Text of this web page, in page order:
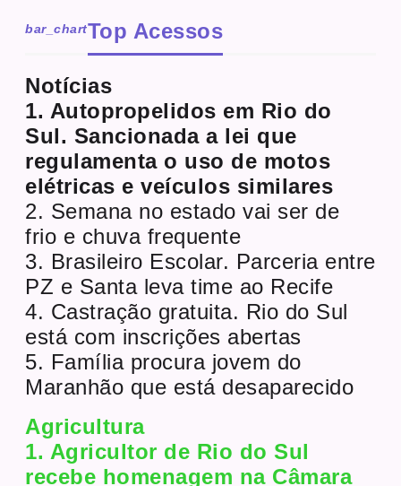
bar_chartTop Acessos
Notícias
1. Autopropelidos em Rio do
Sul. Sancionada a lei que
regulamenta o uso de motos
elétricas e veículos similares
2. Semana no estado vai ser de
frio e chuva frequente
3. Brasileiro Escolar. Parceria entre
PZ e Santa leva time ao Recife
4. Castração gratuita. Rio do Sul
está com inscrições abertas
5. Família procura jovem do
Maranhão que está desaparecido
Agricultura
1. Agricultor de Rio do Sul
recebe homenagem na Câmara